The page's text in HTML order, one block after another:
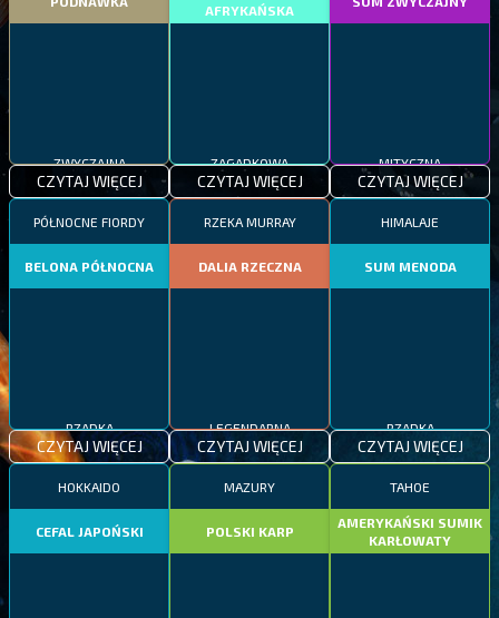
ZWYCZAJNA
CZYTAJ WIĘCEJ
AFRYKAŃSKA
ZAGADKOWA
CZYTAJ WIĘCEJ
MITYCZNA
CZYTAJ WIĘCEJ
PÓŁNOCNE FIORDY
BELONA PÓŁNOCNA
RZADKA
CZYTAJ WIĘCEJ
RZEKA MURRAY
DALIA RZECZNA
LEGENDARNA
CZYTAJ WIĘCEJ
HIMALAJE
SUM MENODA
RZADKA
CZYTAJ WIĘCEJ
HOKKAIDO
CEFAL JAPOŃSKI
MAZURY
POLSKI KARP
TAHOE
AMERYKAŃSKI SUMIK
KARŁOWATY